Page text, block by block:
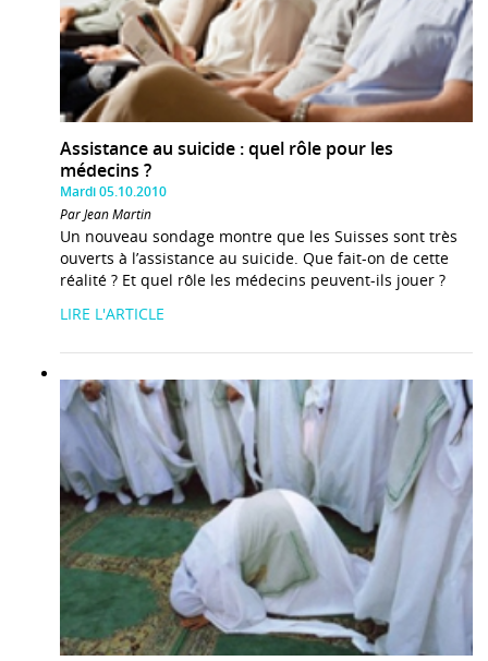
Assistance au suicide : quel rôle pour les
médecins ?
Mardi 05.10.2010
Par Jean Martin
Un nouveau sondage montre que les Suisses sont très
ouverts à l’assistance au suicide. Que fait-on de cette
réalité ? Et quel rôle les médecins peuvent-ils jouer ?
LIRE L'ARTICLE